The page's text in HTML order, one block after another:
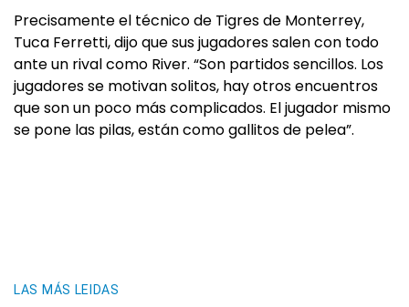
Precisamente el técnico de Tigres de Monterrey,
Tuca Ferretti, dijo que sus jugadores salen con todo
ante un rival como River. “Son partidos sencillos. Los
jugadores se motivan solitos, hay otros encuentros
que son un poco más complicados. El jugador mismo
se pone las pilas, están como gallitos de pelea”.
LAS MÁS LEIDAS